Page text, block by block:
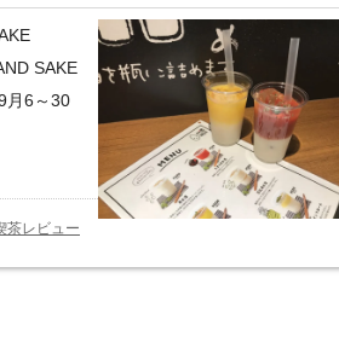
SAKE
月6～30
茶レビュー